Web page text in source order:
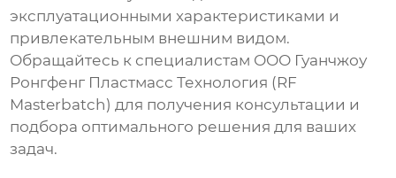
эксплуатационными характеристиками и
привлекательным внешним видом.
Обращайтесь к специалистам ООО Гуанчжоу
Ронгфенг Пластмасс Технология (RF
Masterbatch) для получения консультации и
подбора оптимального решения для ваших
задач.